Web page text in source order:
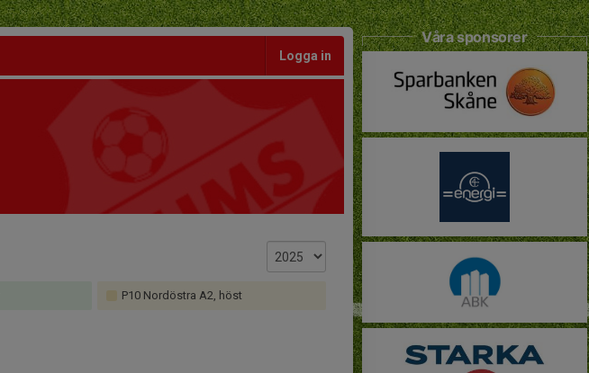
Logga in
P10 Nordöstra A2, höst
Våra sponsorer